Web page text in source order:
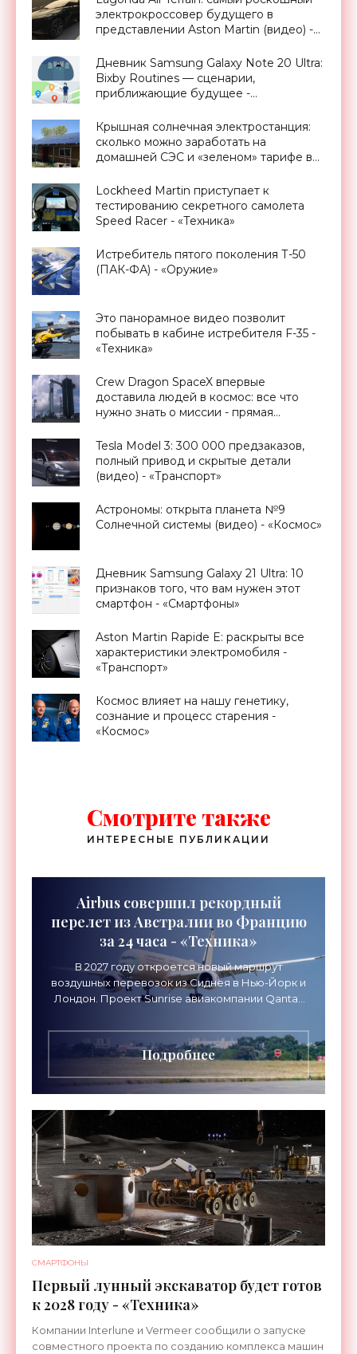
электрокроссовер будущего в
представлении Aston Martin (видео) -
Дневник Samsung Galaxy Note 20 Ultra:
Bixby Routines — сценарии,
приближающие будущее -
Крышная солнечная электростанция:
сколько можно заработать на
домашней СЭС и «зеленом» тарифе в
Lockheed Martin приступает к
тестированию секретного самолета
Speed Racer - «Техника»
Истребитель пятого поколения Т-50
(ПАК-ФА) - «Оружие»
Это панорамное видео позволит
побывать в кабине истребителя F-35 -
«Техника»
Crew Dragon SpaceX впервые
доставила людей в космос: все что
нужно знать о миссии - прямая
Tesla Model 3: 300 000 предзаказов,
полный привод и скрытые детали
(видео) - «Транспорт»
Астрономы: открыта планета №9
Солнечной системы (видео) - «Космос»
Дневник Samsung Galaxy 21 Ultra: 10
признаков того, что вам нужен этот
смартфон - «Смартфоны»
Aston Martin Rapide E: раскрыты все
характеристики электромобиля -
«Транспорт»
Космос влияет на нашу генетику,
сознание и процесс старения -
«Космос»
Смотрите также
ИНТЕРЕСНЫЕ ПУБЛИКАЦИИ
Airbus совершил рекордный
перелет из Австралии во Францию
за 24 часа - «Техника»
В 2027 году откроется новый маршрут
воздушных перевозок из Сиднея в Нью-Йорк и
Лондон. Проект Sunrise авиакомпании Qantas
длительностью до 24
Подробнее
СМАРТФОНЫ
Первый лунный экскаватор будет готов
к 2028 году - «Техника»
Компании Interlune и Vermeer сообщили о запуске
совместного проекта по созданию комплекса машин